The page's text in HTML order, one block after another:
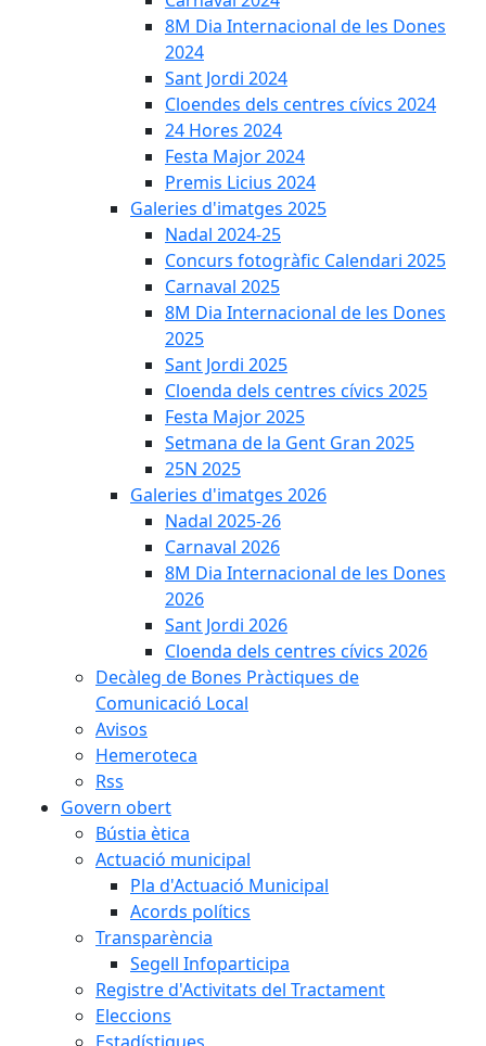
8M Dia Internacional de les Dones
2024
Sant Jordi 2024
Cloendes dels centres cívics 2024
24 Hores 2024
Festa Major 2024
Premis Licius 2024
Galeries d'imatges 2025
Nadal 2024-25
Concurs fotogràfic Calendari 2025
Carnaval 2025
8M Dia Internacional de les Dones
2025
Sant Jordi 2025
Cloenda dels centres cívics 2025
Festa Major 2025
Setmana de la Gent Gran 2025
25N 2025
Galeries d'imatges 2026
Nadal 2025-26
Carnaval 2026
8M Dia Internacional de les Dones
2026
Sant Jordi 2026
Cloenda dels centres cívics 2026
Decàleg de Bones Pràctiques de
Comunicació Local
Avisos
Hemeroteca
Rss
Govern obert
Bústia ètica
Actuació municipal
Pla d'Actuació Municipal
Acords polítics
Transparència
Segell Infoparticipa
Registre d'Activitats del Tractament
Eleccions